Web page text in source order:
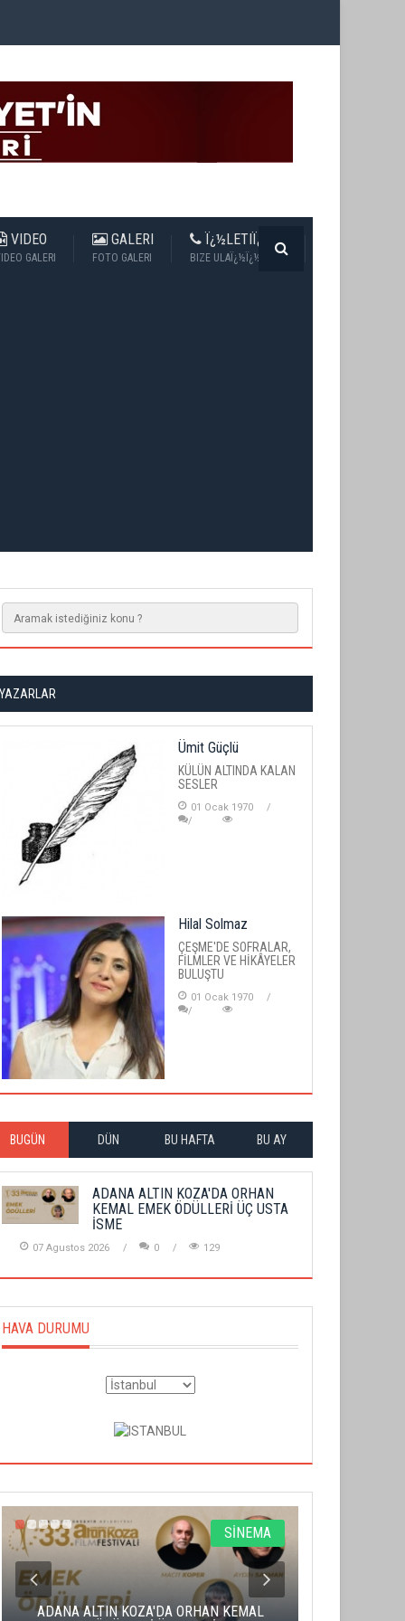
VIDEO
GALERI
GALERI
FOTO GALERI
Ï¿½LETIÏ¿½IM
BIZE ULAÏ¿½Ï¿½N
YAZARLAR
Ümit Güçlü
KÜLÜN ALTINDA KALAN
SESLER
01 Ocak 1970
Hilal Solmaz
ÇEŞME'DE SOFRALAR,
FİLMLER VE HİKÂYELER
BULUŞTU
01 Ocak 1970
BUGÜN DÜN BU HAFTA BU AY
ADANA ALTIN KOZA'DA ORHAN
KEMAL EMEK ÖDÜLLERİ ÜÇ USTA
İSME
07 Agustos 2026 0 129
HAVA DURUMU
SİNEMA
ADANA ALTIN KOZA'DA ORHAN KEMAL